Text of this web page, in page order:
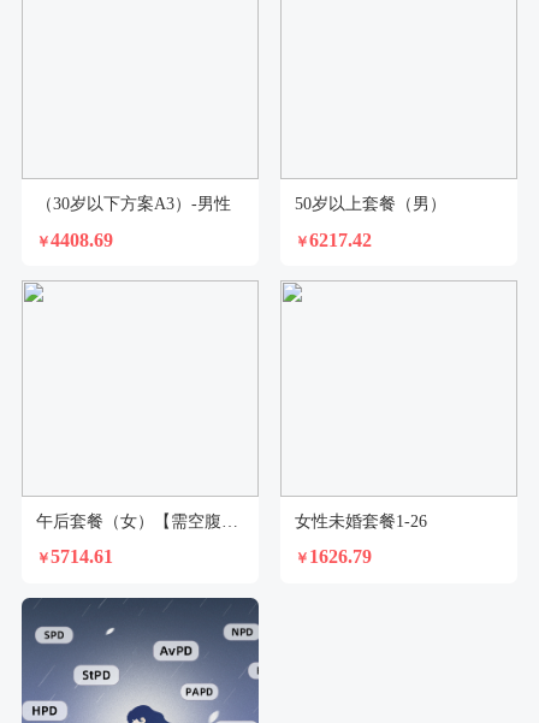
（30岁以下方案A3）-男性
￥4408.69
50岁以上套餐（男）
￥6217.42
￥5714.61
女性未婚套餐1-26
￥ 1626.79